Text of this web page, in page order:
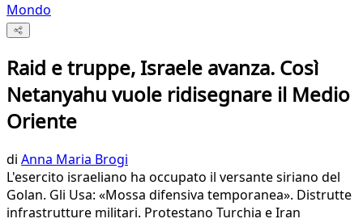
Mondo
Raid e truppe, Israele avanza. Così
Netanyahu vuole ridisegnare il Medio
Oriente
di Anna Maria Brogi
L'esercito israeliano ha occupato il versante siriano del
Golan. Gli Usa: «Mossa difensiva temporanea». Distrutte
infrastrutture militari. Protestano Turchia e Iran